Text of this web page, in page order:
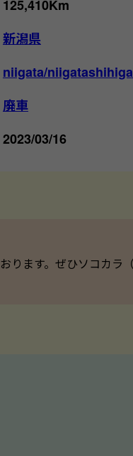
125,410Km
新潟県
niigata/
廃車
2023/03/16
ります。ぜひソコカラ